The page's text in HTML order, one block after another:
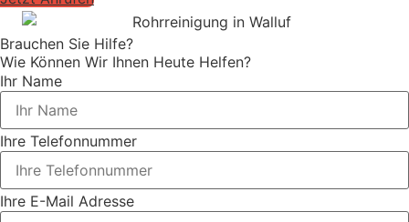
Brauchen Sie Hilfe?
Wie Können Wir Ihnen Heute Helfen?
Ihr Name
Ihre Telefonnummer
Ihre E-Mail Adresse